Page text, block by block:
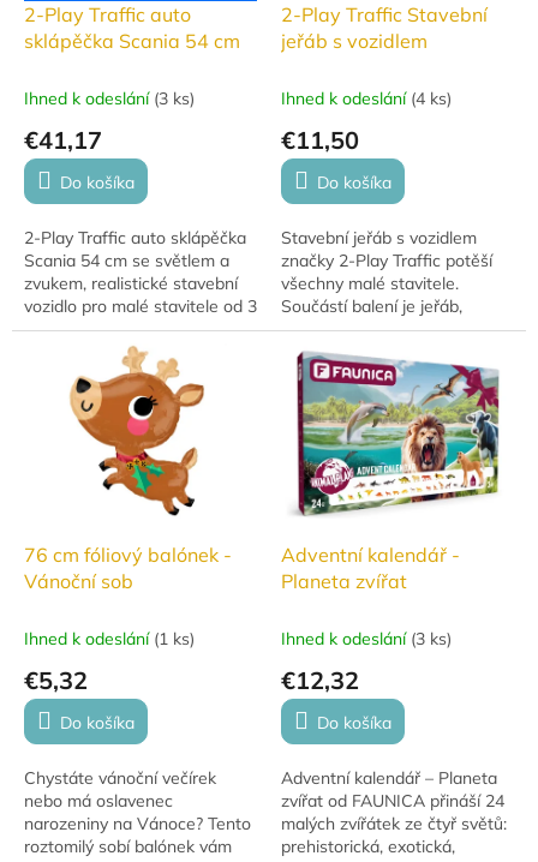
2-Play Traffic auto
sklápěčka Scania 54 cm
Ihned k odeslání (3 ks)
€41,17
Do košíka
2-Play Traffic auto sklápěčka
Scania 54 cm se světlem a
zvukem, realistické stavební
vozidlo pro malé stavitele od 3
let.
2-Play Traffic Stavební
jeřáb s vozidlem
Ihned k odeslání (4 ks)
€11,50
Do košíka
Stavební jeřáb s vozidlem
značky 2-Play Traffic potěší
všechny malé stavitele.
Součástí balení je jeřáb,
vozidlo a 50 doplňků.
Vyrobeno z plastu, výška
jeřábu 40 cm.
76 cm fóliový balónek -
Vánoční sob
Ihned k odeslání (1 ks)
€5,32
Do košíka
Chystáte vánoční večírek
nebo má oslavenec
narozeniny na Vánoce? Tento
roztomilý sobí balónek vám
Adventní kalendář -
Planeta zvířat
Ihned k odeslání (3 ks)
€12,32
Do košíka
Adventní kalendář – Planeta
zvířat od FAUNICA přináší 24
malých zvířátek ze čtyř světů:
prehistorická, exotická,